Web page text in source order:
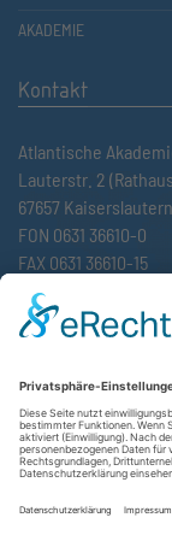
AKADEMIE
Kontakt
Atlantische
Lauterstr. 2
67657 Kaiserslautern
FON 0631 36610-0
FAX 0631 36610-15
©2026 Atlantische
Impressum|
Cookie-